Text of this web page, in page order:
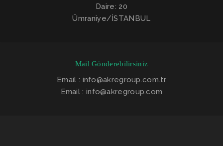
Daire: 20
Ümraniye/İSTANBUL
Mail Gönderebilirsiniz
Email : info@akregroup.com.tr
Email : info@akregroup.com